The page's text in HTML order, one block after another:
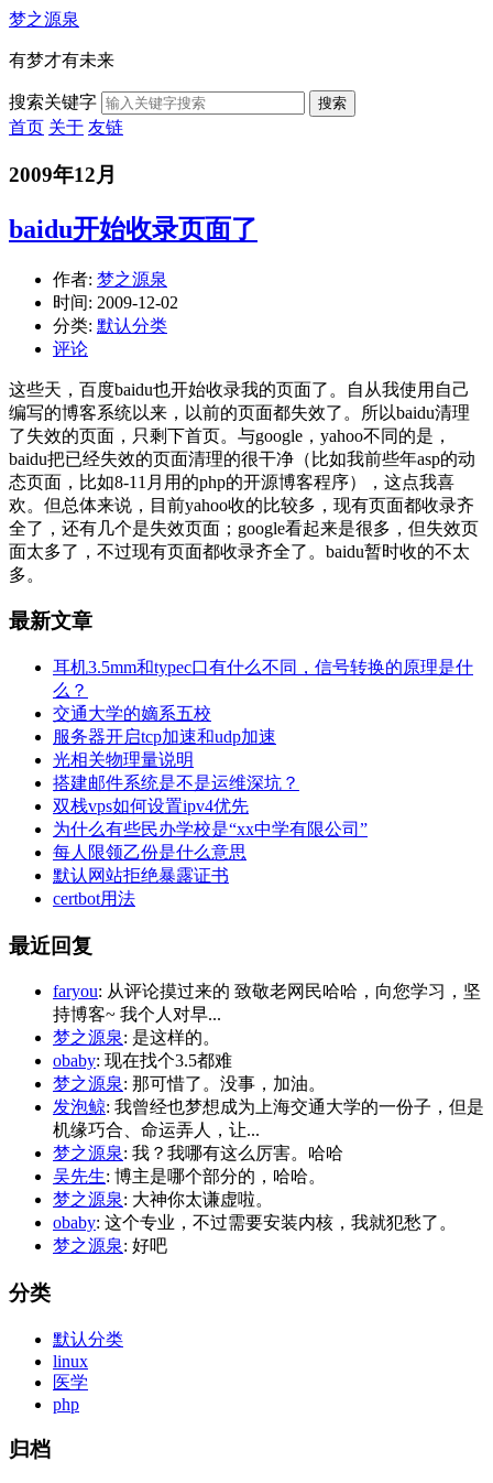
梦之源泉
有梦才有未来
搜索关键字 搜索
首页 关于 友链
2009年12月
baidu开始收录页面了
作者: 梦之源泉
时间: 2009-12-02
分类: 默认分类
评论
这些天，百度baidu也开始收录我的页面了。自从我使用自己
编写的博客系统以来，以前的页面都失效了。所以baidu清理
了失效的页面，只剩下首页。与google，yahoo不同的是，
baidu把已经失效的页面清理的很干净（比如我前些年asp的动
态页面，比如8-11月用的php的开源博客程序），这点我喜
欢。但总体来说，目前yahoo收的比较多，现有页面都收录齐
全了，还有几个是失效页面；google看起来是很多，但失效页
面太多了，不过现有页面都收录齐全了。baidu暂时收的不太
多。
最新文章
耳机3.5mm和typec口有什么不同，信号转换的原理是什
么？
交通大学的嫡系五校
服务器开启tcp加速和udp加速
光相关物理量说明
搭建邮件系统是不是运维深坑？
双栈vps如何设置ipv4优先
为什么有些民办学校是“xx中学有限公司”
每人限领乙份是什么意思
默认网站拒绝暴露证书
certbot用法
最近回复
faryou: 从评论摸过来的 致敬老网民哈哈，向您学习，坚
持博客~ 我个人对早...
梦之源泉: 是这样的。
obaby: 现在找个3.5都难
梦之源泉: 那可惜了。没事，加油。
发泡鲸: 我曾经也梦想成为上海交通大学的一份子，但是
机缘巧合、命运弄人，让...
梦之源泉: 我？我哪有这么厉害。哈哈
吴先生: 博主是哪个部分的，哈哈。
梦之源泉: 大神你太谦虚啦。
obaby: 这个专业，不过需要安装内核，我就犯愁了。
梦之源泉: 好吧
分类
默认分类
linux
医学
php
归档